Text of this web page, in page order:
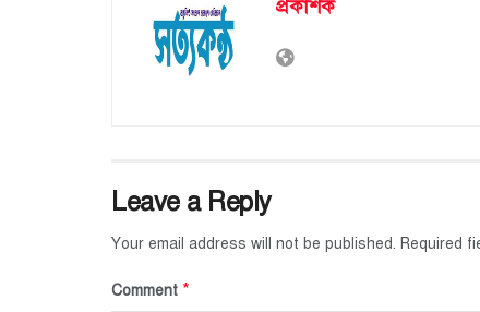
প্রকাশক
Leave a Reply
Your email address will not be published. Required
Comment *